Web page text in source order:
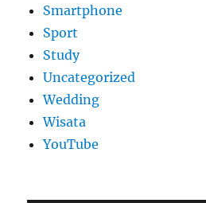
Smartphone
Sport
Study
Uncategorized
Wedding
Wisata
YouTube